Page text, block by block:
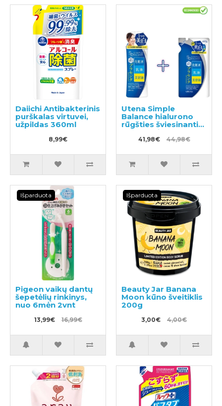
Daiichi Antibakterinis
purškalas virtuvei,
užpildas 360ml
8,99€
Utena Simple
Balance hialurono
rūgšties šviesinantis
veido losjonas 220ml
+ užpildas 200ml
41,98€ 44,98€
Išparduota
Pigeon vaikų dantų
šepetėlių rinkinys,
nuo 6mėn 2vnt
13,99€ 16,99€
Išparduota
Beauty Jar Banana
Moon kūno šveitiklis
200g
3,00€ 4,00€